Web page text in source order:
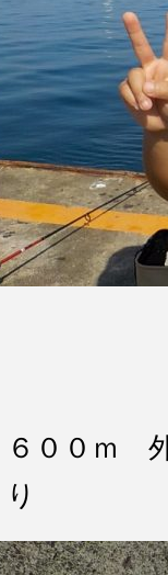
６００ｍ
り